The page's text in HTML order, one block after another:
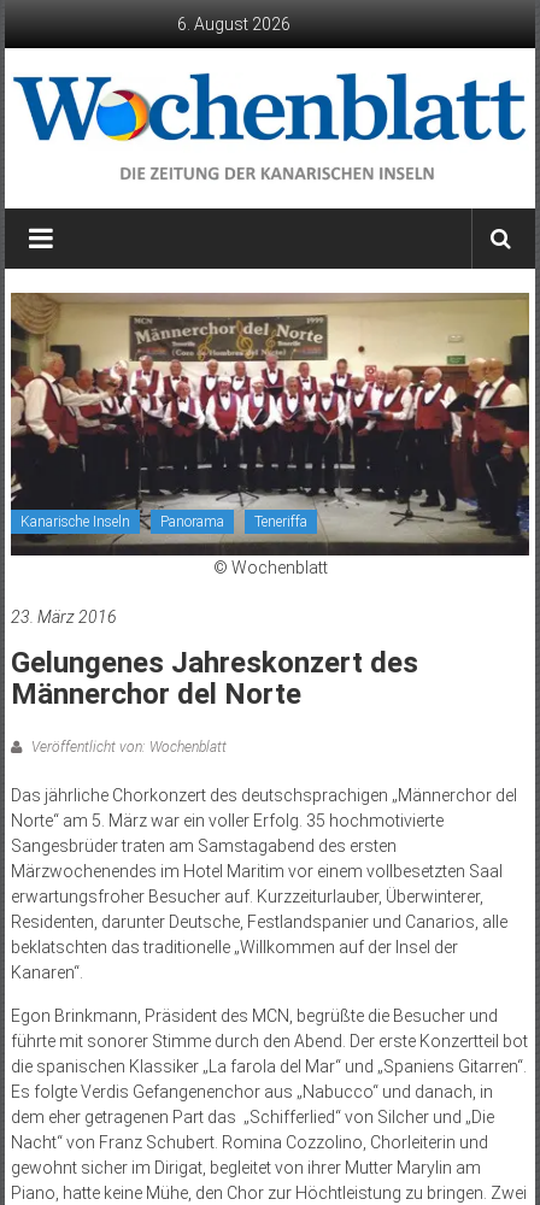
6. August 2026
Wochenblatt
die
der
Kanarischen
Inseln
Kanarische Inseln Panorama Teneriffa
© Wochenblatt
23. März 2016
Gelungenes Jahreskonzert des
Männerchor del Norte
Veröffentlicht von: Wochenblatt
Das jährliche Chorkonzert des deutschsprachigen „Männerchor del
Norte“ am 5. März war ein voller Erfolg. 35 hochmotivierte
Sangesbrüder traten am Samstagabend des ersten
Märzwochenendes im Hotel Maritim vor einem vollbesetzten Saal
erwartungsfroher Besucher auf. Kurzzeiturlauber, Überwinterer,
Residenten, darunter Deutsche, Festlandspanier und Canarios, alle
beklatschten das traditionelle „Willkommen auf der Insel der
Kanaren“.
Egon Brinkmann, Präsident des MCN, begrüßte die Besucher und
führte mit sonorer Stimme durch den Abend. Der erste Konzertteil bot
die spanischen Klassiker „La farola del Mar“ und „Spaniens Gitarren“.
Es folgte Verdis Gefangenenchor aus „Nabucco“ und danach, in
dem eher getragenen Part das „Schifferlied“ von Silcher und „Die
Nacht“ von Franz Schubert. Romina Cozzolino, Chorleiterin und
gewohnt sicher im Dirigat, begleitet von ihrer Mutter Marylin am
Piano, hatte keine Mühe, den Chor zur Höchtleistung zu bringen. Zwei